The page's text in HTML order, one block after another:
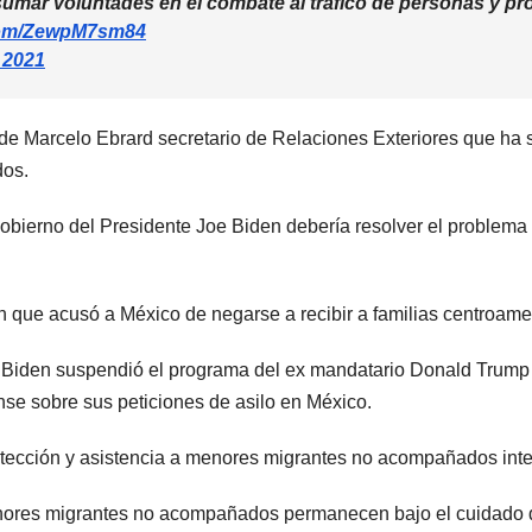
ZewpM7sm84
Marcelo Ebrard secretario de Relaciones Exteriores que
del Presidente Joe Biden debería resolver el
acusó a México de negarse a recibir a familias
suspendió el programa del ex mandatario Donald
sobre sus peticiones de asilo en México.
y asistencia a menores migrantes no acompañados
migrantes no acompañados permanecen bajo el